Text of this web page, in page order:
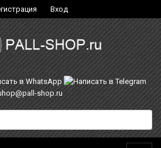
Вход
shop.ru